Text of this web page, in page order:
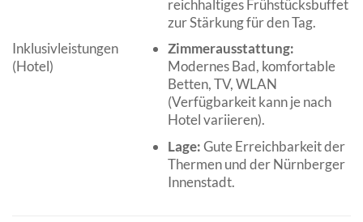
Inklusivleistungen
(Hotel)
reichhaltiges Frühstücksbuffet
zur Stärkung für den Tag.
Zimmerausstattung:
Modernes Bad, komfortable
Betten, TV, WLAN
(Verfügbarkeit kann je nach
Hotel variieren).
Lage:Gute Erreichbarkeit der
Thermen und der Nürnberger
Innenstadt.